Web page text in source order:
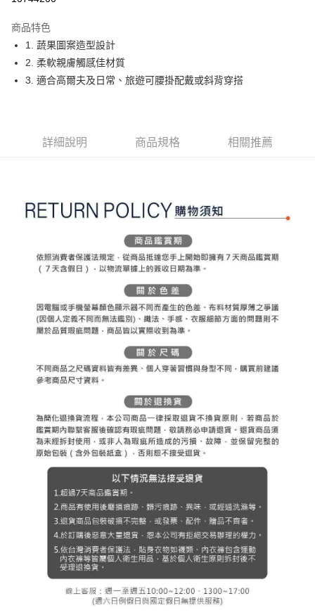
悠遊付
大哥付你分期
相關說明
成交易。
【繳款方式說明】
1.分期款項不併入電信帳單，「大哥付你分期」於每月結算日後寄送繳費提
2.透過簡訊連結打開帳單後，可選擇「超商條碼／台灣大直營門市／銀行轉
帳／街口支付／iPASS MONEY」等通路繳費。
1.本服務係由「台灣大哥大股份有限公司」（以下簡稱本公司）所提供，讓
用戶於交易時，得透過本服務購買商品或服務，並由商店將買賣／分期付款
買賣價金債權讓與本公司後，依約使用本公司帳單繳交帳款。
2.基於同意付款使用「大哥付你分期」之契約關係目的，商店將以您的個人
資料（包含姓名、電話或地址）提供予台灣大哥大進項蒐集、處理及利用，
由本公司與您本人進行分期帳單所需資料之確認、核對及更正。
3.完整用戶服務條款，請詳閱以下連結：https://oppay.tw/userRule
【關於「AFTEE先享後付」】
AFTEE先享後付是「在收到商品之後才付款」的支付方式。 讓您購物簡單
１．於結帳方式選擇「AFTEE先享後付」後，將跳轉至「AFTEE先享後付」
結帳頁面，進行簡訊認證並確認金額後，即可完成結帳。
２．訂單成立數日內，您將收到繳費通知簡訊。
３．收到繳費通知簡訊後14天內，點擊此簡訊中的連結，可透過四大超商／
ATM／網路銀行／等多元方式進行付款，方視為交易完成。
購買商品的店家。未經商家同意取消之訂單仍視為有效，需透過AFTEE先享
後付繳納相關費用。
是否繳費成功／繳費後需取消欲退款等相關疑問，請聯繫「AFTEE先享後付
客戶支援中心」 https://netprotections.freshdesk.com/support/home
１．透過由恩沛科技股份有限公司提供之「AFTEE先享後付」服務完成之交
易，需依本服務之必要範圍內提供個人資料，並將交易相關給付款項請求債
權轉讓予恩沛科技股份有限公司。
２．關於個人資料處理事宜，請瀏覽以下網址：
https://aftee.tw/terms/#terms3
３．未成年的使用者請事先徵得法定代理人或監護人之同意方可使用
「AFTEE先享後付」，若未經同意申辦者引起之損失，本公司不負相關責
４．使用「AFTEE先享後付」時，將依據個別帳號之用戶狀況，依本公司即
時審查核予不同之上限額度；若仍有額度不足之情形，本公司將視審查結果
請求用戶進行身份認證。
５．嚴禁一人註冊多個帳號或使用他人資訊註冊。若發現惡意使用之情形，
恩沛科技股份有限公司將有權停止該用戶之使用額度並採取法律行動。
ATM付款
全家取貨付款
免運費
免運費
7-11取貨付款
付款後7-11取貨
免運費
商品特色
1. 蔬果圖案造型設計
2. 柔軟親膚觸感佳材質
3. 適合高爾夫及日常、旅遊可腰掛配戴或斜背穿搭
詳細說明 商品規格 相關推薦